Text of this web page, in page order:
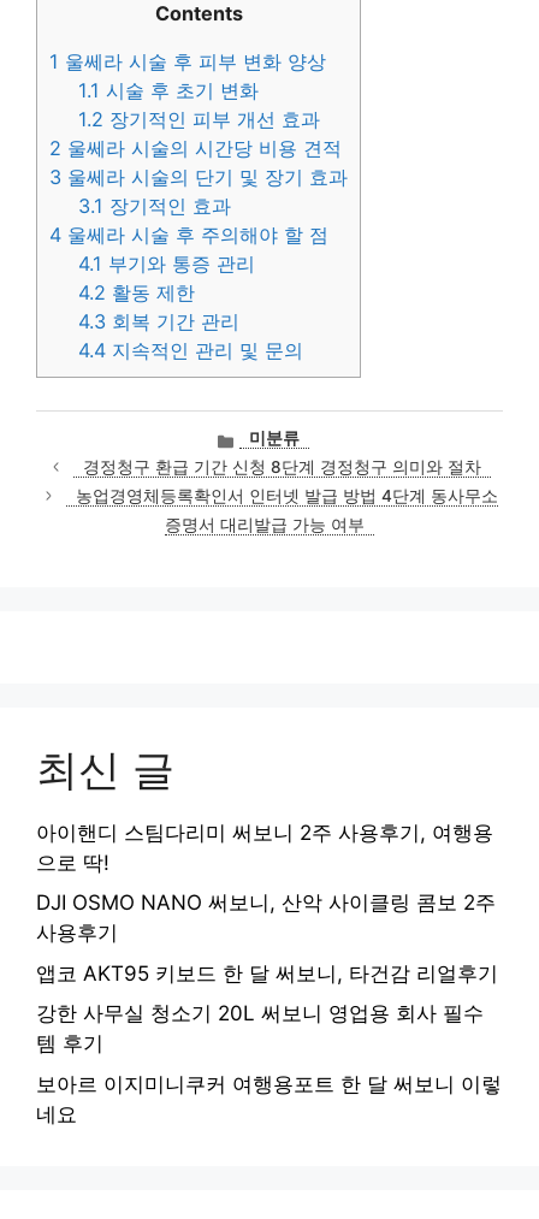
Contents
1 울쎄라 시술 후 피부 변화 양상
1.1 시술 후 초기 변화
1.2 장기적인 피부 개선 효과
2 울쎄라 시술의 시간당 비용 견적
3 울쎄라 시술의 단기 및 장기 효과
3.1 장기적인 효과
4 울쎄라 시술 후 주의해야 할 점
4.1 부기와 통증 관리
4.2 활동 제한
4.3 회복 기간 관리
4.4 지속적인 관리 및 문의
카
테
고
리
미분류
경정청구 환급 기간 신청 8단계 경정청구 의미와 절차
농업경영체등록확인서 인터넷 발급 방법 4단계 동사무소
증명서 대리발급 가능 여부
최신 글
아이핸디 스팀다리미 써보니 2주 사용후기, 여행용
으로 딱!
DJI OSMO NANO 써보니, 산악 사이클링 콤보 2주
사용후기
앱코 AKT95 키보드 한 달 써보니, 타건감 리얼후기
강한 사무실 청소기 20L 써보니 영업용 회사 필수
템 후기
보아르 이지미니쿠커 여행용포트 한 달 써보니 이렇
네요